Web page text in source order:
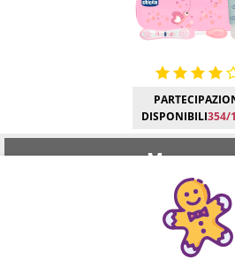
DISPONIBILI354/
Manca
Puoi ricevere GRATIS questo
consigliarlo ad altri utenti. Per
requisiti per poter ricevere il
testarlo, rispondi a questo